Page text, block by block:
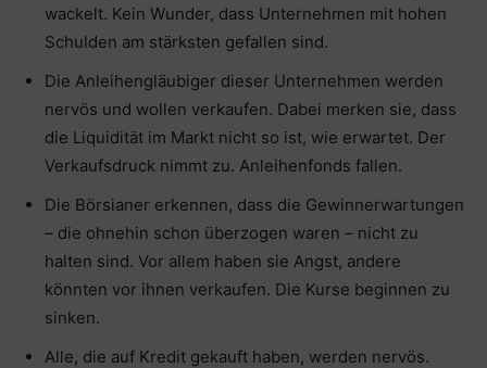
wackelt. Kein Wunder, dass Unternehmen mit hohen
Schulden am stärksten gefallen sind.
Die Anleihengläubiger dieser Unternehmen werden
nervös und wollen verkaufen. Dabei merken sie, dass
die Liquidität im Markt nicht so ist, wie erwartet. Der
Verkaufsdruck nimmt zu. Anleihenfonds fallen.
Die Börsianer erkennen, dass die Gewinnerwartungen
– die ohnehin schon überzogen waren – nicht zu
halten sind. Vor allem haben sie Angst, andere
könnten vor ihnen verkaufen. Die Kurse beginnen zu
sinken.
Alle, die auf Kredit gekauft haben, werden nervös.